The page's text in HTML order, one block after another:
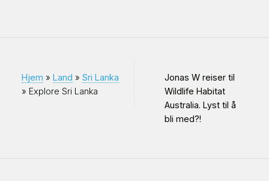
Hjem » Land » Sri Lanka
» Explore Sri Lanka
Jonas W reiser til
Wildlife Habitat
Australia. Lyst til å
bli med?!